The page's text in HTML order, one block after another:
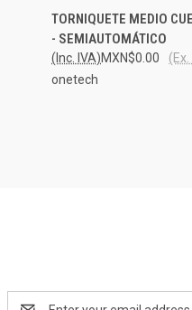
QUICK VIEW
Compare
TORNIQUETE MEDIO
- SEMIAUTOMÁTICO
MXN$0.00
(Inc. IVA)
(Ex.
onetech